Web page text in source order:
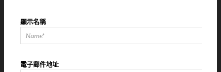
顯示名稱
電子郵件地址